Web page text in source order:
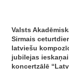
Valsts
Sirmais
latviešu
jubilejas
koncertzālē